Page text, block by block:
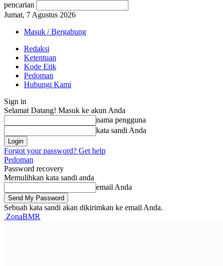
pencarian
Jumat, 7 Agustus 2026
Masuk / Bergabung
Redaksi
Ketentuan
Kode Etik
Pedoman
Hubungi Kami
Sign in
Selamat Datang! Masuk ke akun Anda
nama pengguna
kata sandi Anda
Forgot your password? Get help
Pedoman
Password recovery
Memulihkan kata sandi anda
email Anda
Sebuah kata sandi akan dikirimkan ke email Anda.
ZonaBMR